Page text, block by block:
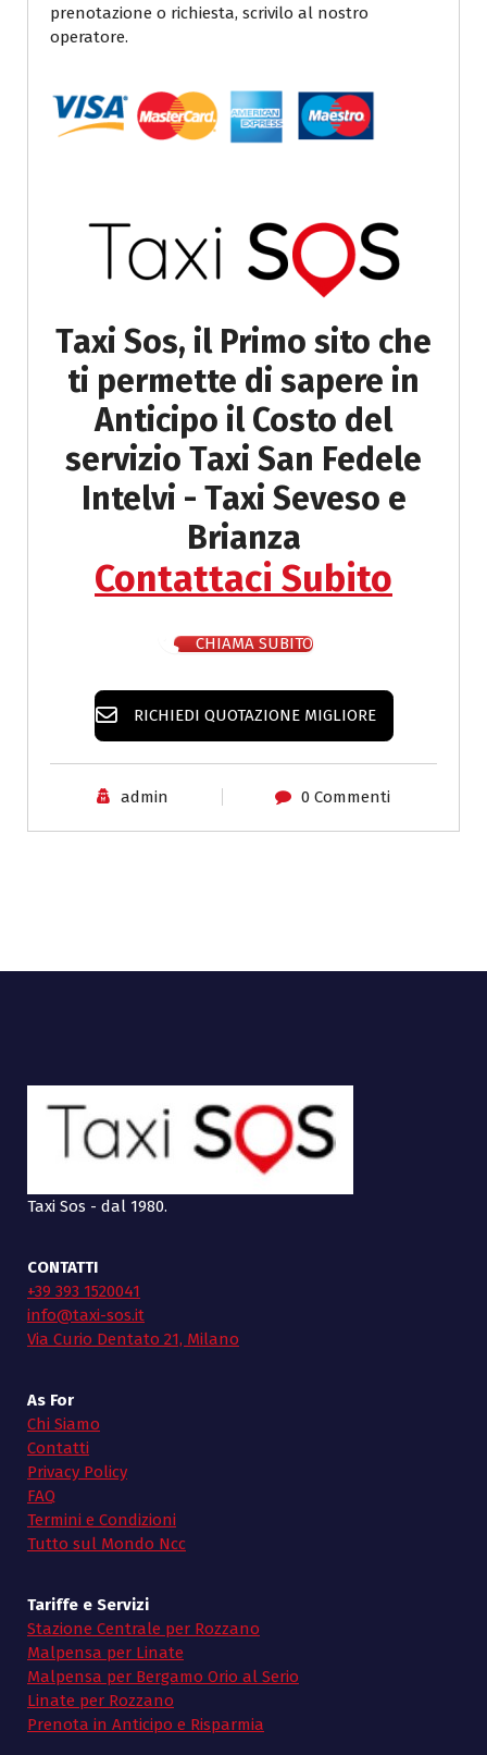
prenotazione o richiesta, scrivilo al nostro
operatore.
Taxi Sos, il Primo sito che
ti permette di sapere in
Anticipo ilCosto del
servizio Taxi San Fedele
Intelvi - Taxi Seveso e
Brianza
Contattaci Subito
CHIAMA SUBITO
RICHIEDI QUOTAZIONE MIGLIORE
admin 0 Commenti
Taxi Sos - dal 1980.
CONTATTI
+39 393 1520041
info@taxi-sos.it
Via Curio Dentato 21, Milano
As For
Chi Siamo
Contatti
Privacy Policy
FAQ
Termini e Condizioni
Tutto sul Mondo Ncc
Tariffe e Servizi
Stazione Centrale per Rozzano
Malpensa per Linate
Malpensa per Bergamo Orio al Serio
Linate per Rozzano
Prenota in Anticipo e Risparmia